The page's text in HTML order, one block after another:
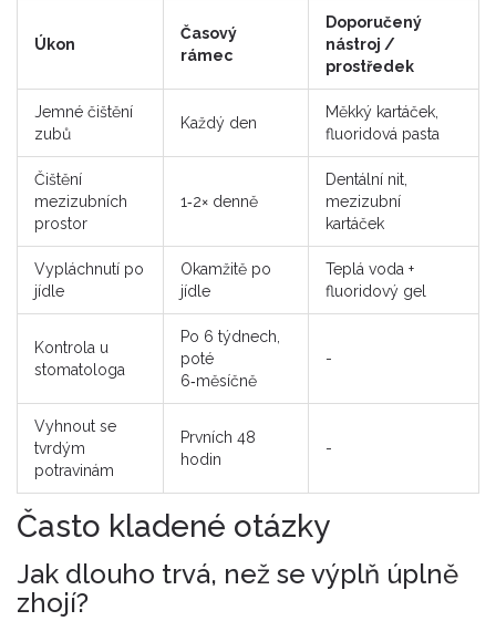
Úkon
Časový
rámec
Doporučený
nástroj /
prostředek
Jemné čištění
zubů
Každý den
Měkký kartáček,
fluoridová pasta
Čištění
mezizubních
prostor
1‑2× denně
Dentální nit,
mezizubní
kartáček
Vypláchnutí po
jídle
Okamžitě po
jídle
Teplá voda +
fluoridový gel
Kontrola u
stomatologa
Po 6 týdnech,
poté
6‑měsíčně
-
Vyhnout se
tvrdým
potravinám
Prvních 48
hodin
-
Často kladené otázky
Jak dlouho trvá, než se výplň úplně
zhojí?